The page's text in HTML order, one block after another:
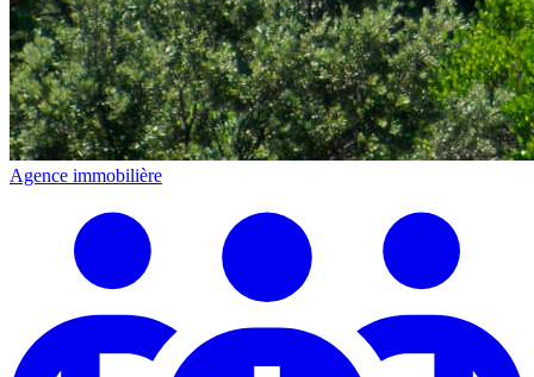
Agence immobilière